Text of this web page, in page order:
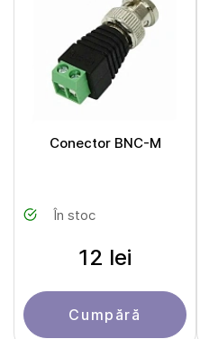
Conector BNC-M
În stoc
12 lei
Cumpără